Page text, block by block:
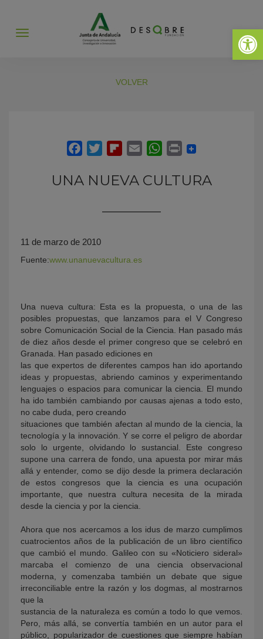
Abrir
Abrir
VOLVER
UNA NUEVA CULTURA
11 de marzo de 2010
Fuente:www.unanuevacultura.es
Una nueva cultura: Esta es la propuesta, o una de las
posibles propuestas, que lanzamos para el V Congreso
sobre Comunicación Social de la Ciencia. Han pasado más
de diez años desde el primer congreso que se celebró en
Granada. Han pasado ediciones en
las que expertos de diferentes campos han ido aportando
ideas y propuestas, abriendo caminos y experimentando
lenguajes o espacios para comunicar la ciencia. El mundo
ha ido también cambiando por causas ajenas a todo esto,
no cabe duda, pero creando
situaciones que también afectan al mundo de la ciencia, la
tecnología y la innovación. Y se corre el peligro de abordar
solo lo urgente, olvidando lo sustancial. Este congreso
supone una carrera de fondo, una apuesta por mirar más
allá y entender, como se dijo desde la primera declaración
de estos congresos que la ciencia es una ocupación
importante, que nuestra cultura necesita de la mirada
desde la ciencia y por la ciencia.
Ahora que nos acercamos a los idus de marzo cumplimos
cuatrocientos años de la publicación de un libro científico
que cambió el mundo. Galileo con su «Noticiero sideral»
marcaba el comienzo de una ciencia observacional
moderna, y comenzaba también un debate que sigue
irreconciliable entre la razón y los dogmas, al mostrarnos
que la
sustancia de la naturaleza es común a todo lo que vemos.
Pero, más allá, se convertía también en un autor para el
público, popularizador de cuestiones que siempre habían